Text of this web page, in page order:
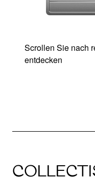
Scrollen Sie nach
entdecken